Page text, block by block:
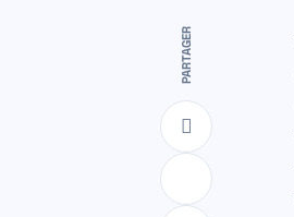
PARTAGER